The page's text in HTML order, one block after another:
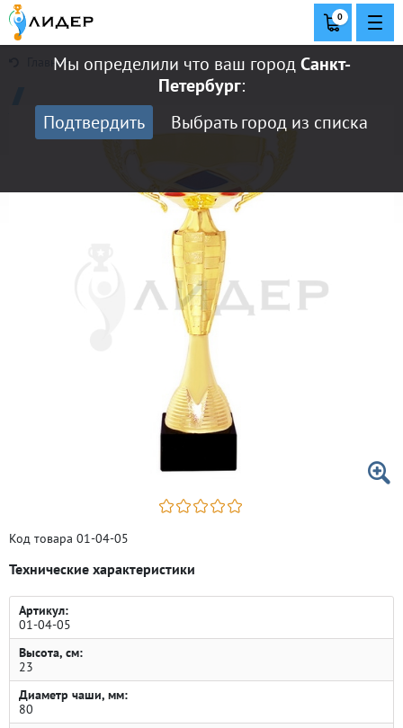
Мы определили что ваш городСанкт-
Петербург:
Подтвердить
Выбрать город из списка
0
Главная
Код товара 01-04-05
Технические характеристики
Артикул:
01-04-05
Высота, см:
23
Диаметр чаши, мм:
80